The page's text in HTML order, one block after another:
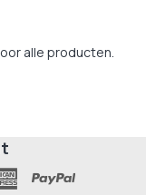
alle producten.